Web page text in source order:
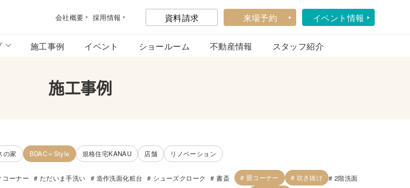
会社概要 採用情報 資料請求 来場予約 イベント情報
施工事例 イベント ショールーム 不動産情報 スタッフ紹介
施工事例
の家 BDAC＝Style 規格住宅KANAU 店舗 リノベーション
コーナー ただいま手洗い 造作洗面化粧台 シューズクローク 書斎 畳コーナー 吹き抜け
2階洗面